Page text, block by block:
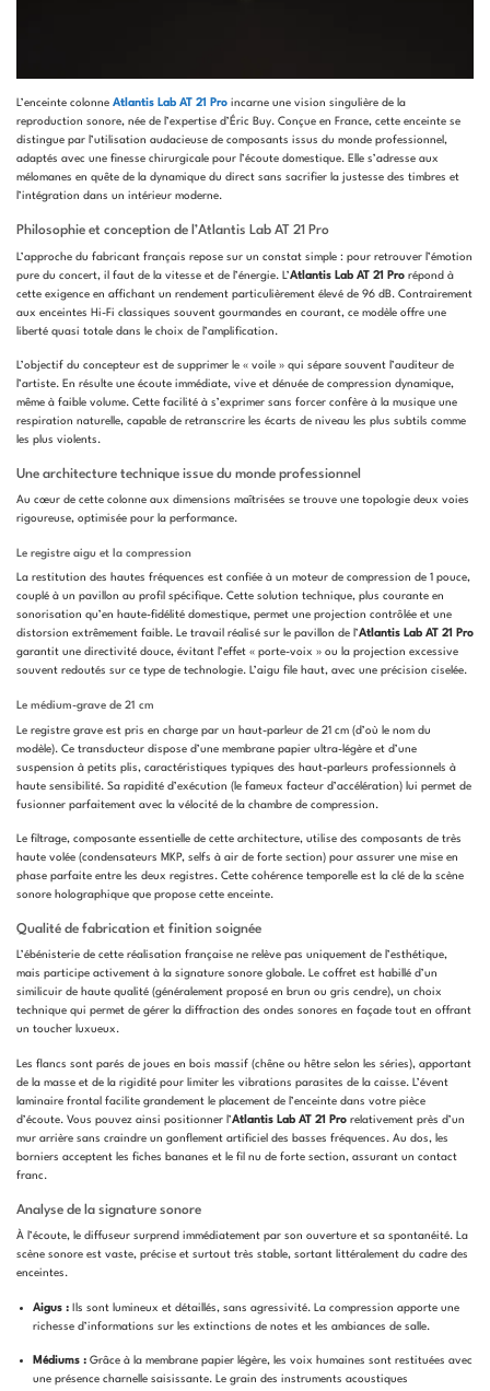
L’enceinte colonne Atlantis Lab AT 21 Pro incarne une vision singulière de la
reproduction sonore, née de l’expertise d’Éric Buy. Conçue en France, cette enceinte se
distingue par l’utilisation audacieuse de composants issus du monde professionnel,
adaptés avec une finesse chirurgicale pour l’écoute domestique. Elle s’adresse aux
mélomanes en quête de la dynamique du direct sans sacrifier la justesse des timbres et
l’intégration dans un intérieur moderne.
Philosophie et conception de l’Atlantis Lab AT 21 Pro
L’approche du fabricant français repose sur un constat simple : pour retrouver l’émotion
pure du concert, il faut de la vitesse et de l’énergie. L’Atlantis Lab AT 21 Pro répond à
cette exigence en affichant un rendement particulièrement élevé de 96 dB. Contrairement
aux enceintes Hi-Fi classiques souvent gourmandes en courant, ce modèle offre une
liberté quasi totale dans le choix de l’amplification.
L’objectif du concepteur est de supprimer le « voile » qui sépare souvent l’auditeur de
l’artiste. En résulte une écoute immédiate, vive et dénuée de compression dynamique,
même à faible volume. Cette facilité à s’exprimer sans forcer confère à la musique une
respiration naturelle, capable de retranscrire les écarts de niveau les plus subtils comme
les plus violents.
Une architecture technique issue du monde professionnel
Au cœur de cette colonne aux dimensions maîtrisées se trouve une topologie deux voies
rigoureuse, optimisée pour la performance.
Le registre aigu et la compression
La restitution des hautes fréquences est confiée à un moteur de compression de 1 pouce,
couplé à un pavillon au profil spécifique. Cette solution technique, plus courante en
sonorisation qu’en haute-fidélité domestique, permet une projection contrôlée et une
distorsion extrêmement faible. Le travail réalisé sur le pavillon de l’Atlantis Lab AT 21 Pro
garantit une directivité douce, évitant l’effet « porte-voix » ou la projection excessive
souvent redoutés sur ce type de technologie. L’aigu file haut, avec une précision ciselée.
Le médium-grave de 21 cm
Le registre grave est pris en charge par un haut-parleur de 21 cm (d’où le nom du
modèle). Ce transducteur dispose d’une membrane papier ultra-légère et d’une
suspension à petits plis, caractéristiques typiques des haut-parleurs professionnels à
haute sensibilité. Sa rapidité d’exécution (le fameux facteur d’accélération) lui permet de
fusionner parfaitement avec la vélocité de la chambre de compression.
Le filtrage, composante essentielle de cette architecture, utilise des composants de très
haute volée (condensateurs MKP, selfs à air de forte section) pour assurer une mise en
phase parfaite entre les deux registres. Cette cohérence temporelle est la clé de la scène
sonore holographique que propose cette enceinte.
Qualité de fabrication et finition soignée
L’ébénisterie de cette réalisation française ne relève pas uniquement de l’esthétique,
mais participe activement à la signature sonore globale. Le coffret est habillé d’un
similicuir de haute qualité (généralement proposé en brun ou gris cendre), un choix
technique qui permet de gérer la diffraction des ondes sonores en façade tout en offrant
un toucher luxueux.
Les flancs sont parés de joues en bois massif (chêne ou hêtre selon les séries), apportant
de la masse et de la rigidité pour limiter les vibrations parasites de la caisse. L’évent
laminaire frontal facilite grandement le placement de l’enceinte dans votre pièce
d’écoute. Vous pouvez ainsi positionner l’Atlantis Lab AT 21 Pro relativement près d’un
mur arrière sans craindre un gonflement artificiel des basses fréquences. Au dos, les
borniers acceptent les fiches bananes et le fil nu de forte section, assurant un contact
franc.
Analyse de la signature sonore
À l’écoute, le diffuseur surprend immédiatement par son ouverture et sa spontanéité. La
scène sonore est vaste, précise et surtout très stable, sortant littéralement du cadre des
enceintes.
Aigus :Ils sont lumineux et détaillés, sans agressivité. La compression apporte une
richesse d’informations sur les extinctions de notes et les ambiances de salle.
Médiums :Grâce à la membrane papier légère, les voix humaines sont restituées avec
une présence charnelle saisissante. Le grain des instruments acoustiques